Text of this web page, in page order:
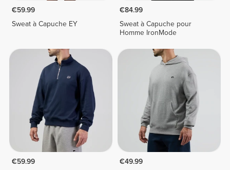
€59.99
Sweat à Capuche EY
€84.99
Sweat à Capuche pour
Homme IronMode
€59.99
€49.99